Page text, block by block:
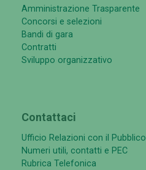
Amministrazione Trasparente
Concorsi e selezioni
Bandi di gara
Contratti
Sviluppo organizzativo
Contattaci
Ufficio Relazioni con il Pubblico
Numeri utili, contatti e PEC
Rubrica Telefonica